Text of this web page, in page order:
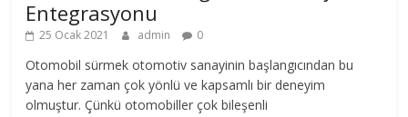
Entegrasyonu
25 Ocak 2021 admin 0
Otomobil sürmek otomotiv sanayinin başlangıcından bu
yana her zaman çok yönlü ve kapsamlı bir deneyim
olmuştur. Çünkü otomobiller çok bileşenli